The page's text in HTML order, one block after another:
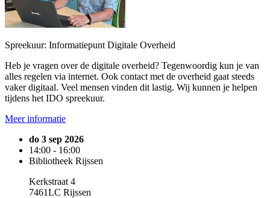
Spreekuur: Informatiepunt Digitale Overheid
Heb je vragen over de digitale overheid? Tegenwoordig kun je van
alles regelen via internet. Ook contact met de overheid gaat steeds
vaker digitaal. Veel mensen vinden dit lastig. Wij kunnen je helpen
tijdens het IDO spreekuur.
Meer informatie
do 3 sep 2026
14:00 - 16:00
Bibliotheek Rijssen
Kerkstraat 4
7461LC Rijssen